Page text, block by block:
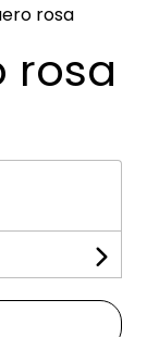
rosa
rosa